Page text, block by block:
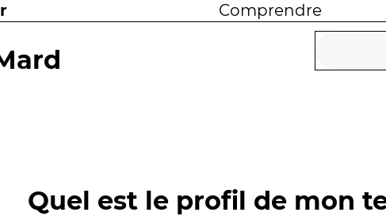
Comprendre
Quel est le profil de mon